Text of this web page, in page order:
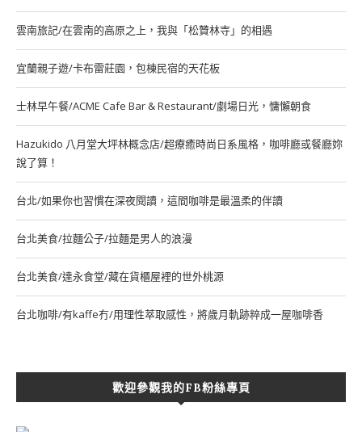
雲南旅記/在雲南的高原之上，我與「松贊林寺」的相遇
宜蘭親子遊/卡布雷莊園，包棟民宿的天花板
士林早午餐/ACME Cafe Bar & Restaurant/劇場日光，慵懶朝食
Hazukido 八月堂大坪林概念店/超療癒時尚日系風格，咖啡廳或餐廳妳
說了算！
台北/如果你也習慣在深夜閱讀，這間咖啡是最溫柔的伴讀
台北美食/拉麵公子/拉麵是男人的浪漫
台北美食/達永食堂/藏在貨櫃屋裡的世外桃源
台北咖啡/有kaffe冇/用理性萃取感性，將歲月軌跡粹成一屋咖啡香
歡迎參觀我的FB粉絲專頁